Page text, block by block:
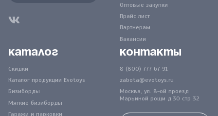
Оптовые закупки
Прайс лист
Партнерам
Вакансии
Каталог
Скидки
Каталог продукции Evotoys
Бизиборды
Мягкие бизиборды
Гаражи и парковки
Контакты
8 (800) 777 67 91
zabota@evotoys.ru
Москва, ул. 8-ой проезд
Марьиной рощи д.30 стр 32